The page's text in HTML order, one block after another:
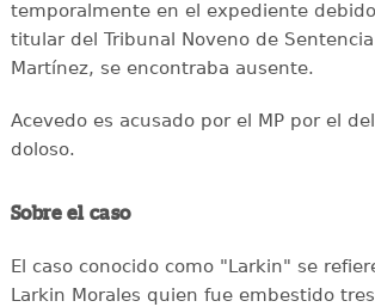
temporalmente en el expediente
titular del Tribunal Noveno de
Martínez, se encontraba ausente.
Acevedo es acusado por el MP por el
doloso.
Sobre el caso
El caso conocido como "Larkin" se
Larkin Morales quien fue embestido